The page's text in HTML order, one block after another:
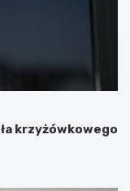
krzyżówkowego